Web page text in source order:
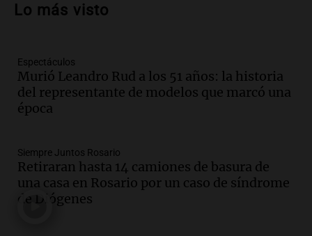
en Villa María
Audio.
la Bulaya abrirá sus puertas mañana con
diversas actividades y sorpresas
Panorama Federal
edificios y proyecta una casa del
estudiante con 48 municipios
involucrados
Panorama Federal
Lo más visto
Espectáculos
Murió Leandro Rud a los 51 años: la historia
del representante de modelos que marcó una
época
Siempre Juntos Rosario
Retiraran hasta 14 camiones de basura de
una casa en Rosario por un caso de síndrome
de Diógenes